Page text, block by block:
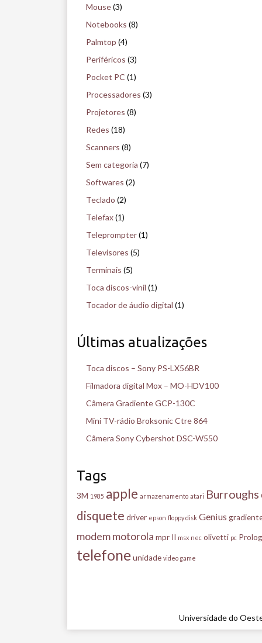
Mouse(3)
Notebooks (8)
Palmtop (4)
Periféricos (3)
Pocket PC (1)
Processadores (3)
Projetores (8)
Redes (18)
Scanners (8)
Sem categoria (7)
Softwares (2)
Teclado (2)
Telefax(1)
Teleprompter(1)
Televisores (5)
Terminais (5)
Toca discos-vinil (1)
Tocador de áudio digital (1)
Últimas atualizações
Toca discos – Sony PS-LX56BR
Filmadora digital Mox – MO-HDV100
Câmera Gradiente GCP-130C
Mini TV-rádio Broksonic Ctre 864
Câmera Sony Cybershot DSC-W550
Tags
3M 1985 apple armazenamento atari Burroughs
disquete driver epson floppy disk Genius
modemmotorola mpr II msx nec olivetti pc
telefoneunidade video game
Universidade do